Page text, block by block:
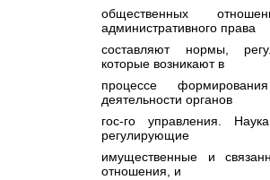
общественных
административного права
составляют нормы,
которые возникают в
процессе
деятельности органов
гос-го управления.
регулирующие
имущественные и
отношения, и